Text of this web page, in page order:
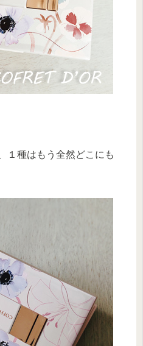
１種はもう全然どこにも